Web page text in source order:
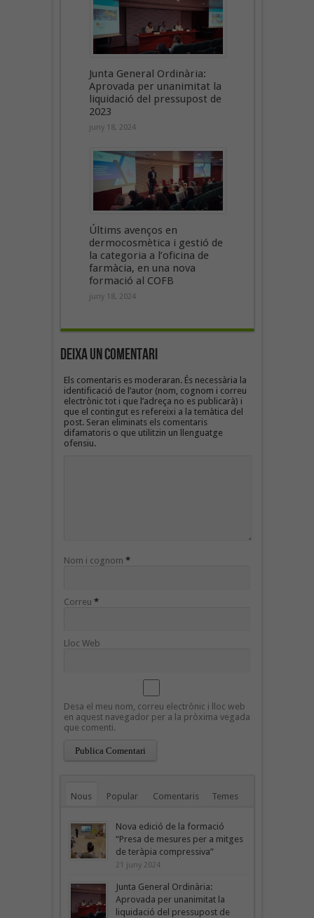
Junta General Ordinària:
Aprovada per unanimitat la
liquidació del pressupost de
2023
juny 18, 2024
Últims avenços en
dermocosmètica i gestió de
la categoria a l’oficina de
farmàcia, en una nova
formació al COFB
juny 18, 2024
Deixa un Comentari
Els comentaris es moderaran. És necessària la
identificació de l’autor (nom, cognom i correu
electrònic tot i que l’adreça no es publicarà) i
que el contingut es refereixi a la temàtica del
post. Seran eliminats els comentaris
difamatoris o que utilitzin un llenguatge
ofensiu.
Nom i cognom *
Correu *
Lloc Web
Desa el meu nom, correu electrònic i lloc web
en aquest navegador per a la pròxima vegada
que comenti.
Nous Popular Comentaris Temes
Nova edició de la formació
“Presa de mesures per a mitges
de teràpia compressiva”
21 juny 2024
Junta General Ordinària:
Aprovada per unanimitat la
liquidació del pressupost de